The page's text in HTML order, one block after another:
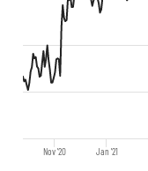
Nov '20 Jan '21